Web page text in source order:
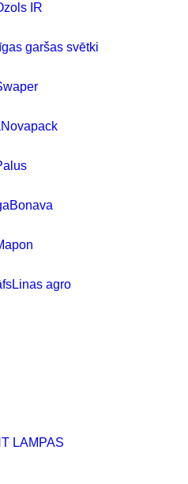
IR
garšas svētki
Novapack
Bonava
Linas agro
LAMPAS